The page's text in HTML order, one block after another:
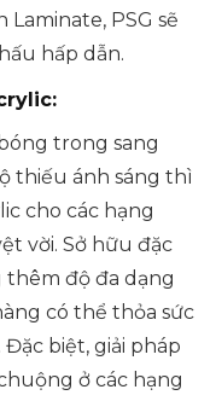
PSG sẽ
hấp dẫn.
trong sang
thiếu ánh sáng thì
cho các hạng
vời. Sở hữu đặc
độ đa dạng
có thể thỏa sức
biệt, giải pháp
ở các hạng